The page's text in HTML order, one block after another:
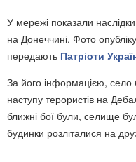
У мережі показали
на Донеччині. Фото
передають Патріоти
За його інформацією, село
наступу терористів на
ближні бої були, селище
будинки розліталися на